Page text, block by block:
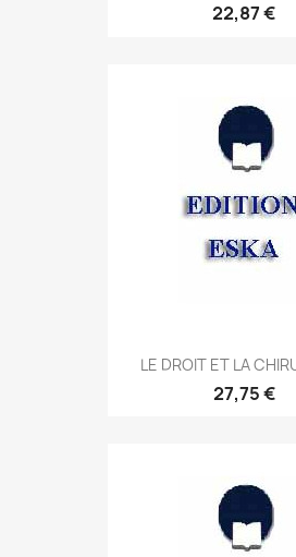
22,87 €
LE DROIT ET LA
27,75 €